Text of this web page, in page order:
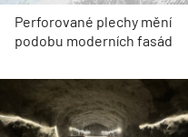
Perforované plechy mění
podobu moderních fasád